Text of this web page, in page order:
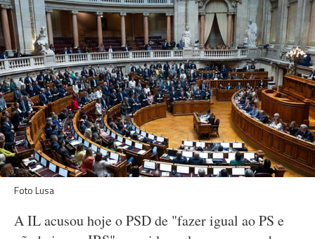
Foto Lusa
A IL acusou hoje o PSD de "fazer igual ao PS e